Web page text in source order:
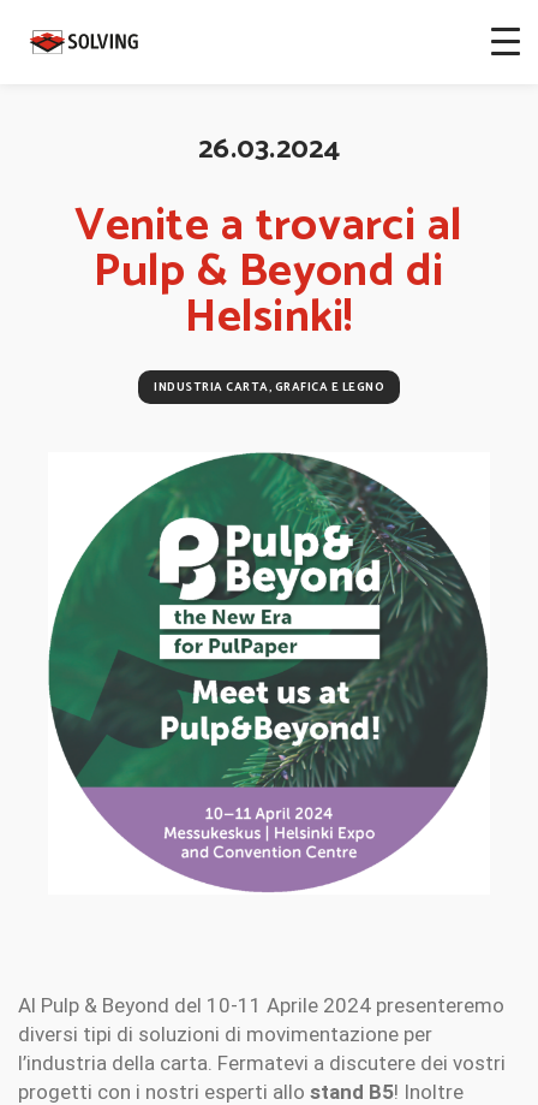
26.03.2024
Venite a trovarci al
Pulp & Beyond di
Helsinki!
INDUSTRIA CARTA, GRAFICA E LEGNO
Al Pulp & Beyond del 10-11 Aprile 2024 presenteremo
diversi tipi di soluzioni di movimentazione per
l’industria della carta. Fermatevi a discutere dei vostri
progetti con i nostri esperti allo stand B5! Inoltre